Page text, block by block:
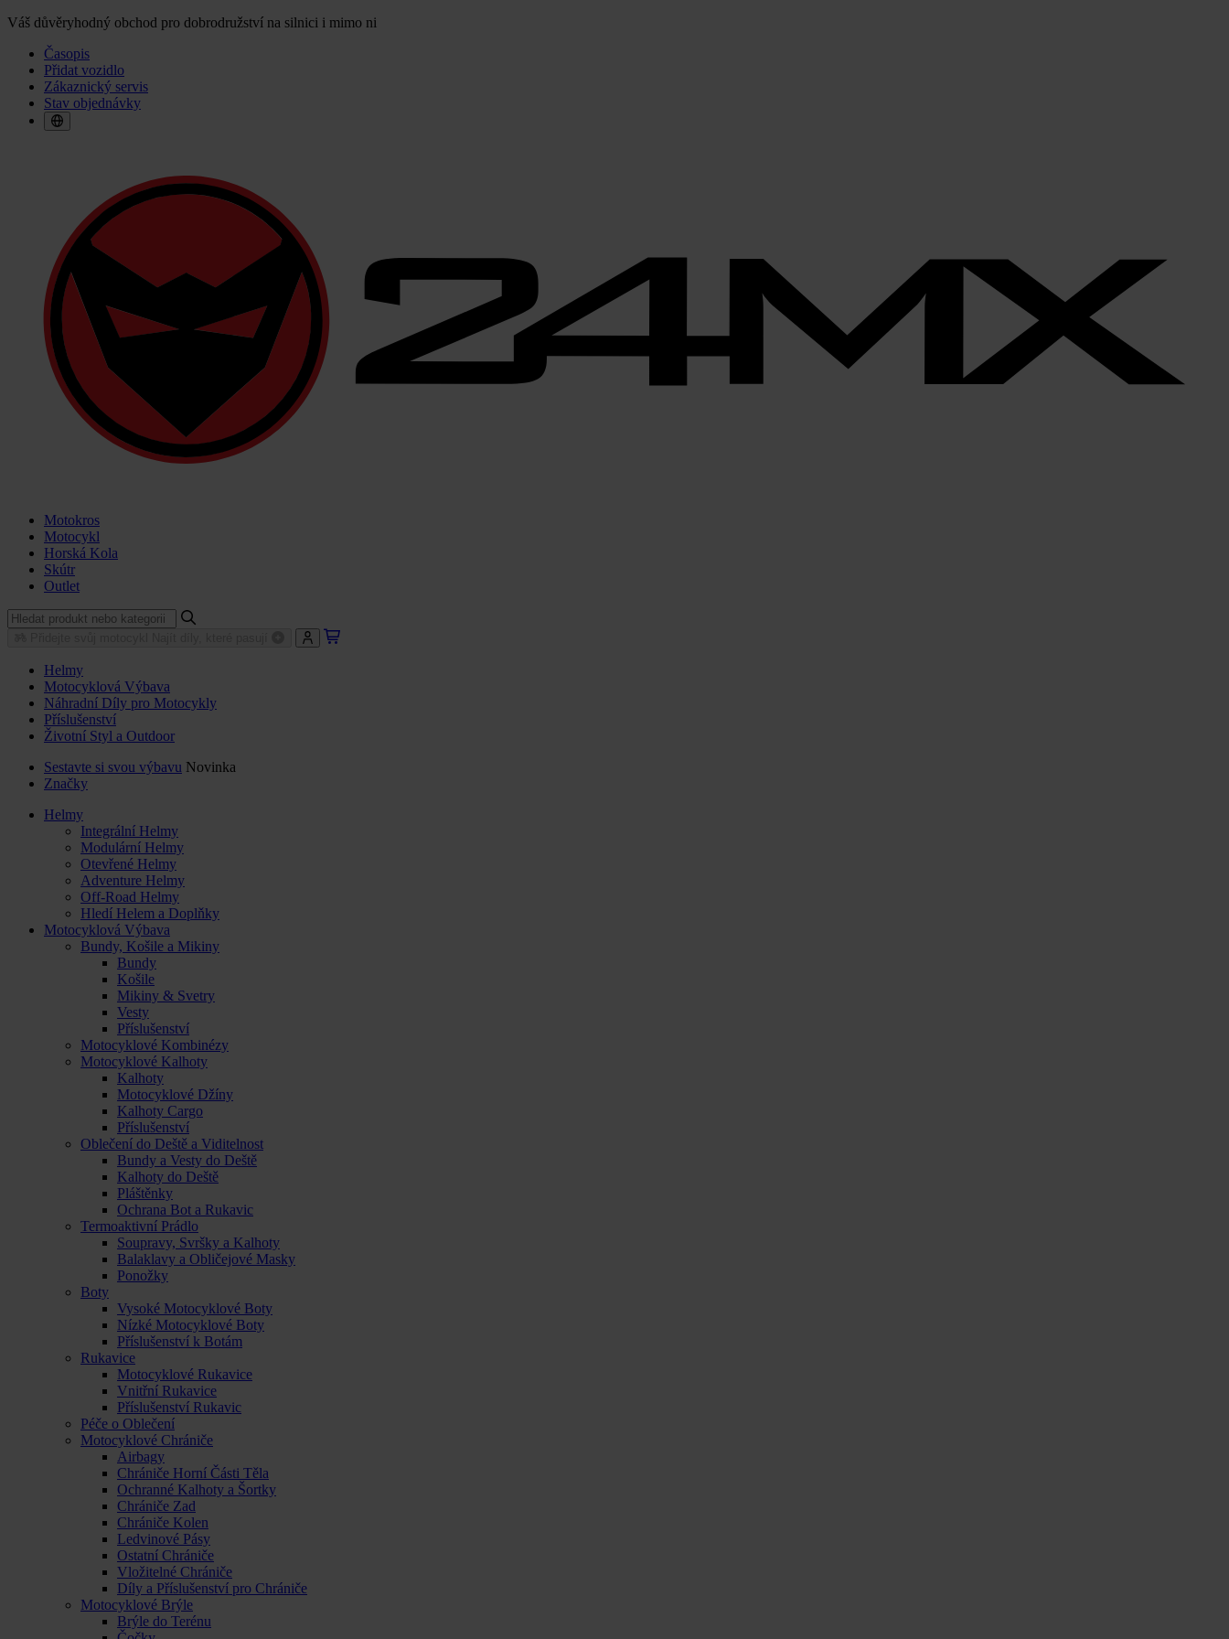
Váš důvěryhodný obchod pro dobrodružství na silnici i mimo ni
Časopis
Přidat vozidlo
Zákaznický servis
Stav objednávky
Motokros
Motocykl
Horská Kola
Skútr
Outlet
Helmy
Motocyklová Výbava
Náhradní Díly pro Motocykly
Příslušenství
Životní Styl a Outdoor
Sestavte si svou výbavu Novinka
Značky
Helmy
Integrální Helmy
Modulární Helmy
Otevřené Helmy
Adventure Helmy
Off-Road Helmy
Hledí Helem a Doplňky
Motocyklová Výbava
Bundy, Košile a Mikiny
Bundy
Košile
Mikiny & Svetry
Vesty
Příslušenství
Motocyklové Kombinézy
Motocyklové Kalhoty
Kalhoty
Motocyklové Džíny
Kalhoty Cargo
Příslušenství
Oblečení do Deště a Viditelnost
Bundy a Vesty do Deště
Kalhoty do Deště
Pláštěnky
Ochrana Bot a Rukavic
Termoaktivní Prádlo
Soupravy, Svršky a Kalhoty
Balaklavy a Obličejové Masky
Ponožky
Boty
Vysoké Motocyklové Boty
Nízké Motocyklové Boty
Příslušenství k Botám
Rukavice
Motocyklové Rukavice
Vnitřní Rukavice
Příslušenství Rukavic
Péče o Oblečení
Motocyklové Chrániče
Airbagy
Chrániče Horní Části Těla
Ochranné Kalhoty a Šortky
Chrániče Zad
Chrániče Kolen
Ledvinové Pásy
Ostatní Chrániče
Vložitelné Chrániče
Díly a Příslušenství pro Chrániče
Motocyklové Brýle
Brýle do Terénu